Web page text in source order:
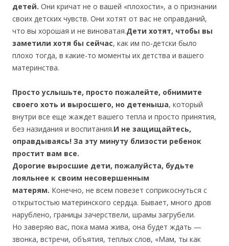
детей. Они кричат не о вашей «плохости», а о признании
своих детских чувств. Они хотят от вас не оправданий,
что вы хорошая и не виноватая.Дети хотят, чтобы вы
заметили хотя бы сейчас, как им по-детски было
плохо тогда, в какие-то моменты их детства и вашего
материнства.
Просто услышьте, просто пожалейте, обнимите
своего хоть и выросшего, но детеныша, который
внутри все еще жаждет вашего тепла и просто принятия,
без назидания и воспитания.И не защищайтесь,
оправдываясь! За эту минуту близости ребенок
простит вам все.
Дорогие выросшие дети, пожалуйста, будьте
лояльнее к своим несовершенным
матерям. Конечно, не всем повезет соприкоснуться с
открытостью материнского сердца. Бывает, много дров
нарублено, границы зачерствели, шрамы загрубели.
Но заверяю вас, пока мама жива, она будет ждать —
звонка, встречи, объятия, теплых слов, «Мам, ты как